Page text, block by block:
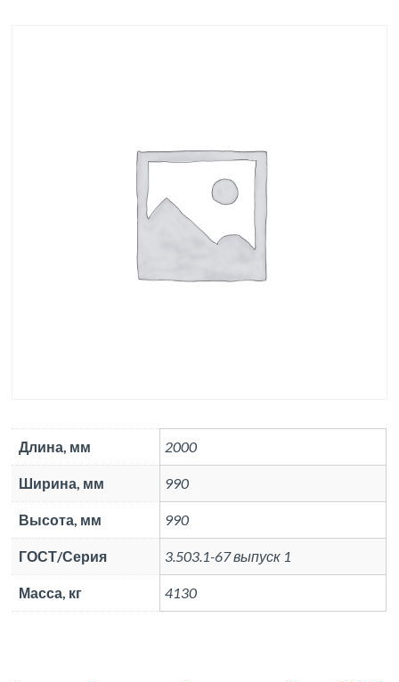
Длина, мм 2000
Ширина, мм 990
Высота, мм 990
ГОСТ/Серия 3.503.1-67 выпуск 1
Масса, кг 4130